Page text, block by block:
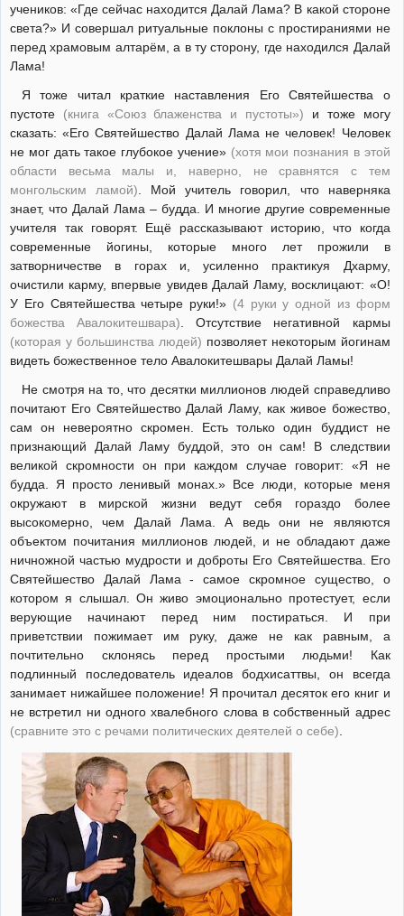
учеников: «Где сейчас находится Далай Лама? В какой стороне
света?» И совершал ритуальные поклоны с простираниями не
перед храмовым алтарём, а в ту сторону, где находился Далай
Лама!
Я тоже читал краткие наставления Его Святейшества о
пустоте (книга «Союз блаженства и пустоты») и тоже могу
сказать: «Его Святейшество Далай Лама не человек! Человек
не мог дать такое глубокое учение» (хотя мои познания в этой
области весьма малы и, наверно, не сравнятся с тем
монгольским ламой) . Мой учитель говорил, что наверняка
знает, что Далай Лама – будда. И многие другие современные
учителя так говорят. Ещё рассказывают историю, что когда
современные йогины, которые много лет прожили в
затворничестве в горах и, усиленно практикуя Дхарму,
очистили карму, впервые увидев Далай Ламу, восклицают: «О!
У Его Святейшества четыре руки!» (4 руки у одной из форм
божества Авалокитешвара) . Отсутствие негативной кармы
(которая у большинства людей) позволяет некоторым йогинам
видеть божественное тело Авалокитешвары Далай Ламы!
Не смотря на то, что десятки миллионов людей справедливо
почитают Его Святейшество Далай Ламу, как живое божество,
сам он невероятно скромен. Есть только один буддист не
признающий Далай Ламу буддой, это он сам! В следствии
великой скромности он при каждом случае говорит: «Я не
будда. Я просто ленивый монах.» Все люди, которые меня
окружают в мирской жизни ведут себя гораздо более
высокомерно, чем Далай Лама. А ведь они не являются
объектом почитания миллионов людей, и не обладают даже
ничножной частью мудрости и доброты Его Святейшества. Его
Святейшество Далай Лама - самое скромное существо, о
котором я слышал. Он живо эмоционально протестует, если
верующие начинают перед ним постираться. И при
приветствии пожимает им руку, даже не как равным, а
почтительно склонясь перед простыми людьми! Как
подлинный последователь идеалов бодхисаттвы, он всегда
занимает нижайшее положение! Я прочитал десяток его книг и
не встретил ни одного хвалебного слова в собственный адрес
(сравните это с речами политических деятелей о себе).